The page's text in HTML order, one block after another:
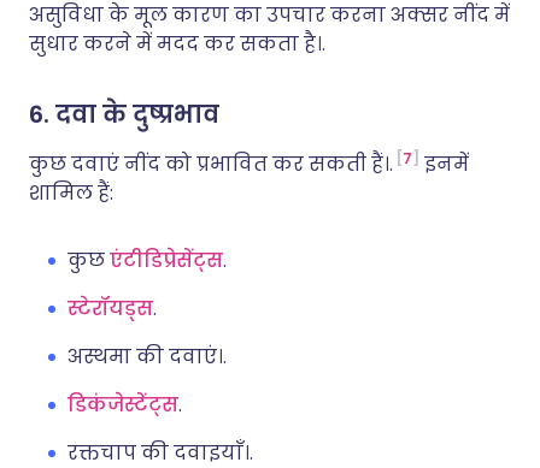
असुविधा के मूल कारण का उपचार करना अक्सर नींद में
सुधार करने में मदद कर सकता है।.
6. दवा के दुष्प्रभाव
कुछ दवाएं नींद को प्रभावित कर सकती हैं।. 7
इनमें
शामिल हैं:
कुछएंटीडिप्रेसेंट्स.
स्टेरॉयड्स.
अस्थमा की दवाएं।.
डिकंजेस्टेंट्स.
रक्तचाप की दवाइयाँ।.